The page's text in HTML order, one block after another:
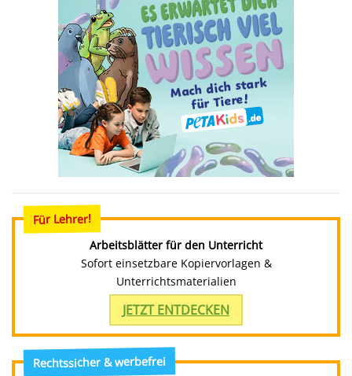
Für Lehrer!
Arbeitsblätter für den Unterricht
Sofort einsetzbare Kopiervorlagen &
Unterrichtsmaterialien
JETZT ENTDECKEN
Rechtssicher & werbefrei